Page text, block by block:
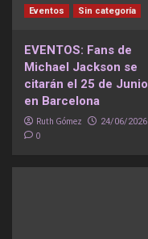
Eventos Sin categoría
EVENTOS: Fans de
Michael Jackson se
citarán el 25 de Junio
en Barcelona
Ruth Gómez 24/06/2026
0